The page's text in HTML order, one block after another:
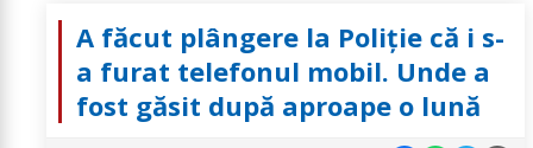
A făcut plângere la Poliţie că i s-
a furat telefonul mobil. Unde a
fost găsit după aproape o lună